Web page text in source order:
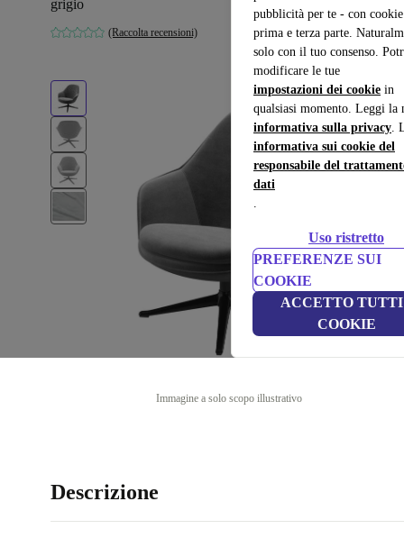
pubblicità per te - con
prima e terza parte.
solo con il tuo consenso.
modificare le tue
impostazioni dei cookie in
qualsiasi momento. Leggi la
informativa sulla privacy.
informativa sui cookie del
responsabile del
dati
.
Uso ristretto
PREFERENZE SUI
COOKIE
ACCETTO
COOKIE
grigio
(Raccolta recensioni)
Immagine a solo scopo illustrativo
Descrizione